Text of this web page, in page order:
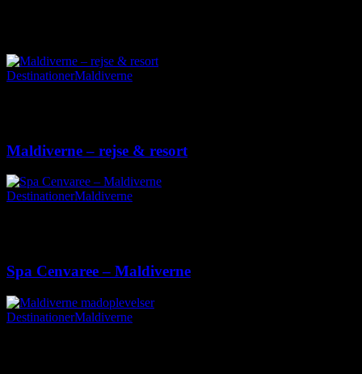
DestinationerMaldiverne
Maldiverne – rejse & resort
DestinationerMaldiverne
Spa Cenvaree – Maldiverne
DestinationerMaldiverne